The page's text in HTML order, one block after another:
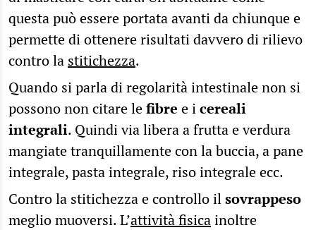
questa può essere portata avanti da chiunque e
permette di ottenere risultati davvero di rilievo
contro la stitichezza.
Quando si parla di regolarità intestinale non si
possono non citare lefibre e icereali
integrali. Quindi via libera a frutta e verdura
mangiate tranquillamente con la buccia, a pane
integrale, pasta integrale, riso integrale ecc.
Contro la stitichezza e controllo ilsovrappeso
meglio muoversi. L’attività fisicainoltre